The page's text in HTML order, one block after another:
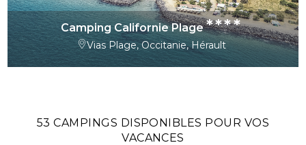
Camping Californie Plage****
Vias Plage, Occitanie, Hérault
53 CAMPINGS DISPONIBLES POUR VOS
VACANCES